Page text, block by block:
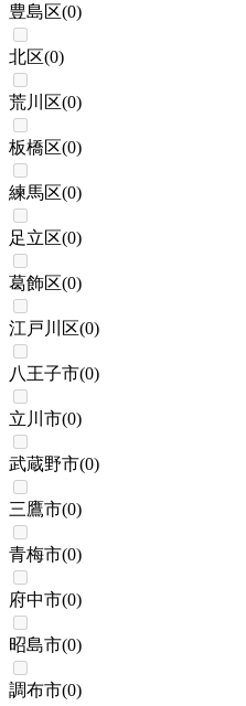
豊島区(0)
北区(0)
荒川区(0)
板橋区(0)
練馬区(0)
足立区(0)
葛飾区(0)
江戸川区(0)
八王子市(0)
立川市(0)
武蔵野市(0)
三鷹市(0)
青梅市(0)
府中市(0)
昭島市(0)
調布市(0)